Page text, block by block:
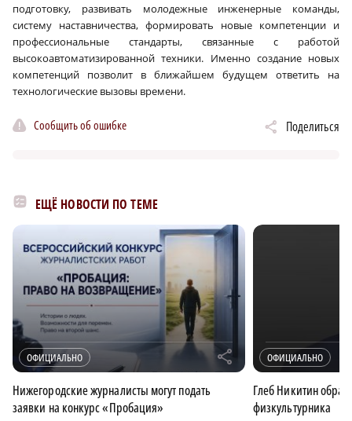
подготовку, развивать молодежные инженерные команды,
систему наставничества, формировать новые компетенции и
профессиональные стандарты, связанные с работой
высокоавтоматизированной техники. Именно создание новых
компетенций позволит в ближайшем будущем ответить на
технологические вызовы времени.
Сообщить об ошибке Поделиться
ЕЩЁ НОВОСТИ ПО ТЕМЕ
ОФИЦИАЛЬНО r
Нижегородские журналисты могут подать
заявки на конкурс «Пробация»
ОФИЦИАЛЬНО
Глеб Никитин
физкультурника